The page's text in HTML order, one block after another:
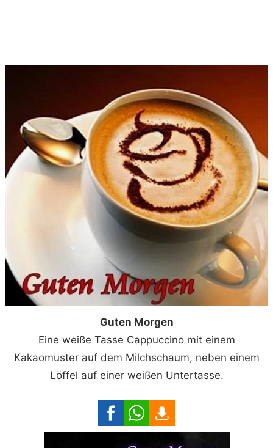
Guten Morgen
Eine weiße Tasse Cappuccino mit einem
Kakaomuster auf dem Milchschaum, neben einem
Löffel auf einer weißen Untertasse.